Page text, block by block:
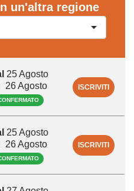
un'altra regione
25 Agosto
26 Agosto ISCRIVITI
25 Agosto
26 Agosto ISCRIVITI